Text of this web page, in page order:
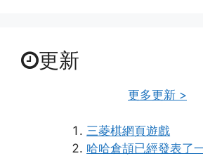
更新
更多更新 >
三菱棋網頁遊戲
哈哈倉頡已經發表了